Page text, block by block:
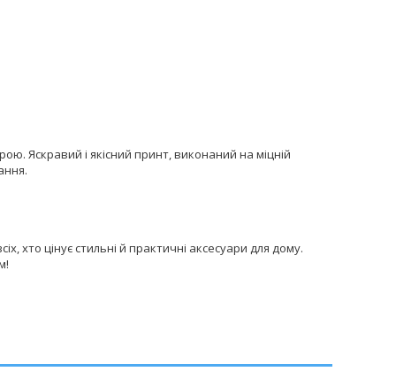
Яскравий і якісний принт, виконаний на міцній
хто цінує стильні й практичні аксесуари для дому.